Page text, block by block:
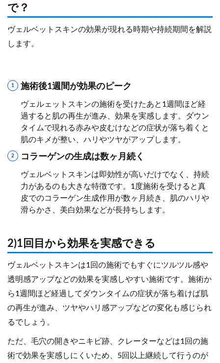
で？
ヴェルベットスキンの効果が現れる時期や持続期間を解説
します。
施術後1週間が効果のピーク
ヴェルェットスキンの施術を受けたあと1週間ほど経
過すると肌の再生が進み、効果を実感します。ダウン
タイムで現れる赤みや皮むけなどの症状が落ち着くと
肌のキメが整い、ハリやツヤがアップします。
コラーゲンの生成は数ヶ月続く
ヴェルベットスキンは即効性が高いだけでなく、持続
力があるのも大きな特徴です。1度施術を受けると真
皮でのコラーゲン生成作用が数ヶ月続き、肌のハリや
滑らかさ、美白効果などが長持ちします。
2)1回目から効果を実感できる
ヴェルベットスキンは1回の施術でもすぐにツルツル感や
透明感アップなどの効果を実感しやすい施術です。施術か
ら1週間ほど経過してダウンタイムの症状が落ち着けば肌
の再生が進み、ツヤやハリ感アップなどの変化も感じられ
るでしょう。
ただ、毛穴の開きやニキビ跡、クレーターなどは1回の施
術で効果を実感しにくいため、5回以上継続して行うのが